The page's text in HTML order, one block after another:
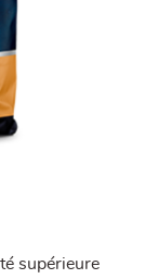
supérieure